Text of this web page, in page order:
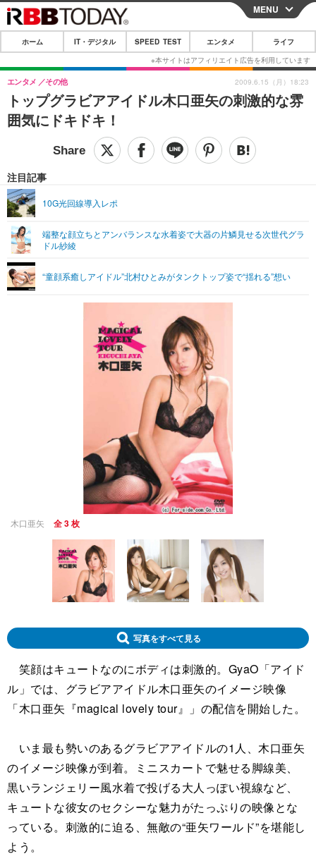
CLOSE
ホーム
IT・デジタル
IT・デジタルTOP スマートフォン
ショッピング その他
SPEED TEST
エンタメTOP 映画・ドラマ
グラビア
ショッピング その他
ライフTOP
その他
リリース一覧
プッシュ通知の停止方法
MENU
ホーム IT・デジタル SPEED TEST エンタメ ライフ
トップグラビアアイドル木口亜矢の刺激的な雰
囲気にドキドキ！
エンタメ その他
注目記事
10G光回線導入レポ
端整な顔立ちとアンバランスな水着姿で大器の片鱗見せる次世代グラ
ドル紗綾
“童顔系癒しアイドル”北村ひとみがタンクトップ姿で“揺れる”想い
2009.6.15（月）18:23
木口亜矢 全 3 枚
写真をすべて見る
笑顔はキュートなのにボディは刺激的。GyaO「アイド
ル」では、グラビアアイドル木口亜矢のイメージ映像
「木口亜矢『magical lovely tour』」の配信を開始した。
いま最も勢いのあるグラビアアイドルの1人、木口亜矢
のイメージ映像が到着。ミニスカートで魅せる脚線美、
黒いランジェリー風水着で投げる大人っぽい視線など、
キュートな彼女のセクシーな魅力がたっぷりの映像とな
っている。刺激的に迫る、無敵の“亜矢ワールド”を堪能し
よう。